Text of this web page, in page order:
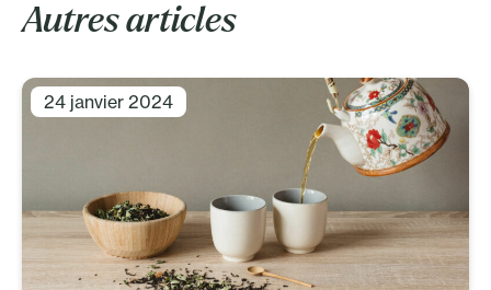
Autres articles
24 janvier 2024